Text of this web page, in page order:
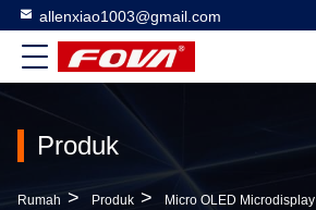
allenxiao1003@gmail.com
Produk
Rumah > Produk > Micro OLED Microdisplay